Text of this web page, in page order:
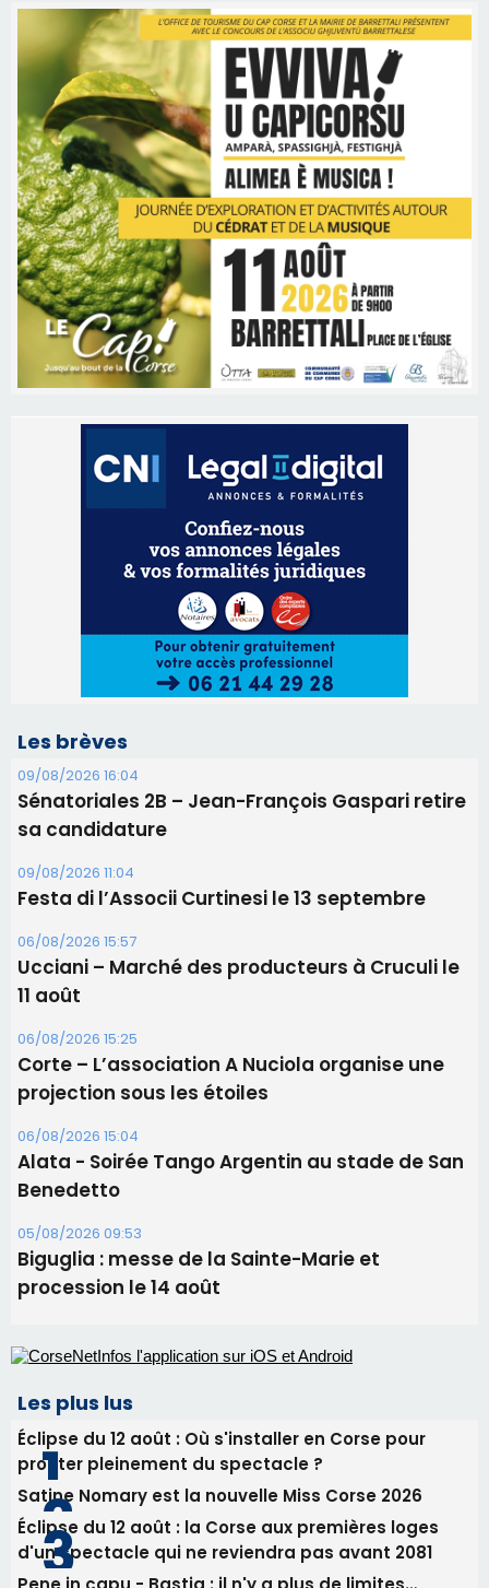
Les brèves
Sénatoriales 2B – Jean-François Gaspari retire
sa candidature
Festa di l’Associi Curtinesi le 13 septembre
11 août
06/08/2026 15:25
Corte – L’association A Nuciola organise une
projection sous les étoiles
06/08/2026 15:04
Alata - Soirée Tango Argentin au stade de San
Benedetto
05/08/2026 09:53
Biguglia : messe de la Sainte-Marie et
procession le 14 août
Les plus lus
Éclipse du 12 août : Où s'installer en Corse pour
Satine Nomary est la nouvelle Miss Corse 2026
Éclipse du 12 août : la Corse aux premières loges
d'un spectacle qui ne reviendra pas avant 2081
En Corse, un début de saison marqué par une
Newsletter
Inscrivez-vous à la newsletter de CNI et recevez par
email les infos les plus importantes et une sélection de
nos meilleurs articles